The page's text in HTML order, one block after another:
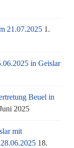
21.07.2025 1.
in Geislar
Beuel in
2025
mit
18.